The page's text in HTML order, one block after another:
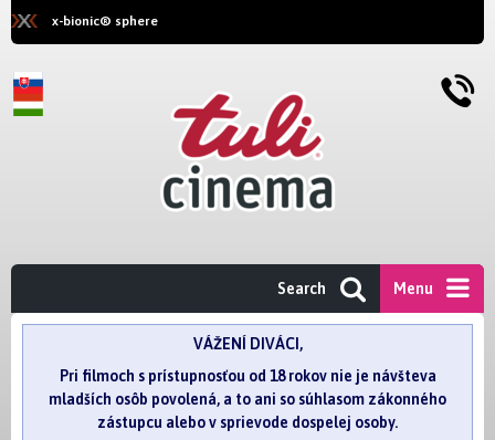
x-bionic® sphere
Menu
Search
VÁŽENÍ DIVÁCI,
Pri filmoch s prístupnosťou od 18 rokov nie je návšteva
mladších osôb povolená, a to ani so súhlasom zákonného
zástupcu alebo v sprievode dospelej osoby.